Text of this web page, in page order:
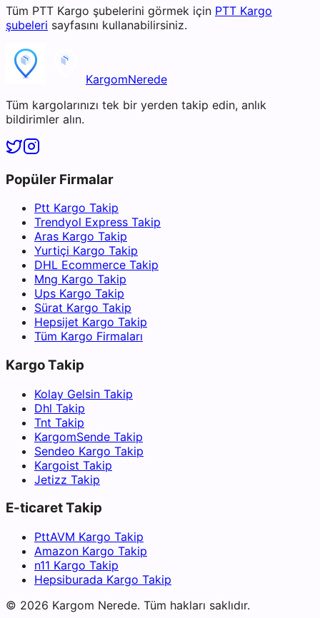
Tüm PTT Kargo şubelerini görmek için PTT Kargo
şubeleri sayfasını kullanabilirsiniz.
KargomNerede
Tüm kargolarınızı tek bir yerden takip edin, anlık
bildirimler alın.
Popüler Firmalar
Ptt Kargo Takip
Trendyol Express Takip
Aras Kargo Takip
Yurtiçi Kargo Takip
DHL Ecommerce Takip
Mng Kargo Takip
Ups Kargo Takip
Sürat Kargo Takip
Hepsijet Kargo Takip
Tüm Kargo Firmaları
Kargo Takip
Kolay Gelsin Takip
Dhl Takip
Tnt Takip
KargomSende Takip
Sendeo Kargo Takip
Kargoist Takip
Jetizz Takip
E-ticaret Takip
PttAVM Kargo Takip
Amazon Kargo Takip
n11 Kargo Takip
Hepsiburada Kargo Takip
© 2026 Kargom Nerede. Tüm hakları saklıdır.